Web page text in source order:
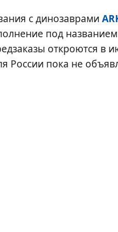
с динозаврами
под
откроются в
России пока не